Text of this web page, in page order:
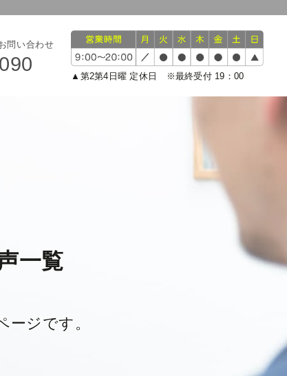
問い合わせ
▲第2第4日曜 定休日 ※最終受付 19：00
一覧
ジです。